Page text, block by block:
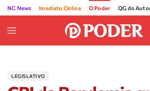
NC News Imediato Online O Poder QG do
LEGISLATIVO